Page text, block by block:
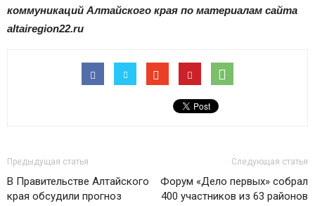
коммуникаций Алтайского края по материалам сайта
altairegion22.ru
Предыдущая статья
В Правительстве Алтайского
края обсудили прогноз
Следующая статья
Форум «Дело первых» собрал
400 участников из 63 районов